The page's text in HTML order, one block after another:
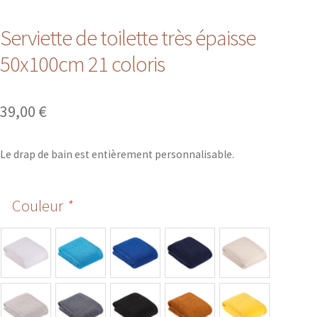
Serviette de toilette très épaisse
50x100cm 21 coloris
39,00 €
Le drap de bain est entièrement personnalisable.
Couleur *